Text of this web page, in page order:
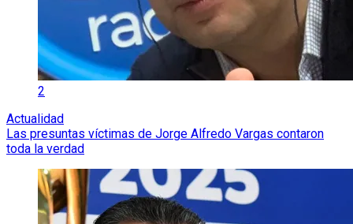
2
Actualidad
Las presuntas víctimas de Jorge Alfredo Vargas contaron
toda la verdad